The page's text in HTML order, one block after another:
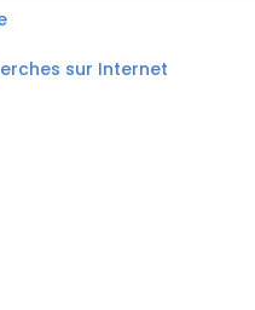
sur Internet